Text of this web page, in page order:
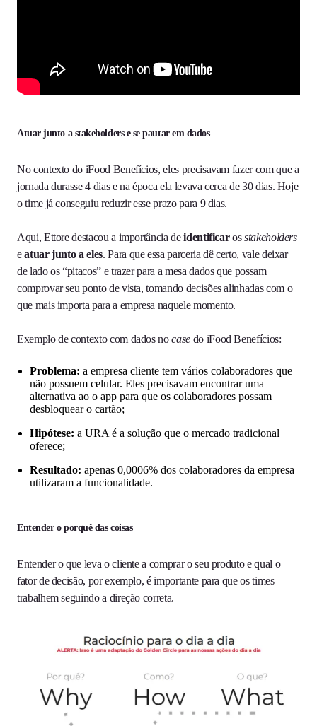
Atuar junto a stakeholders e se pautar em dados
No contexto do iFood Benefícios, eles precisavam fazer com que a
jornada durasse 4 dias e na época ela levava cerca de 30 dias. Hoje
o time já conseguiu reduzir esse prazo para 9 dias.
Aqui, Ettore destacou a importância deidentificarosstakeholders
eatuar junto a eles. Para que essa parceria dê certo, vale deixar
de lado os “pitacos” e trazer para a mesa dados que possam
comprovar seu ponto de vista, tomando decisões alinhadas com o
que mais importa para a empresa naquele momento.
Exemplo de contexto com dados nocase do iFood Benefícios:
Problema: a empresa cliente tem vários colaboradores que
não possuem celular. Eles precisavam encontrar uma
alternativa ao o app para que os colaboradores possam
desbloquear o cartão;
Hipótese: a URA é a solução que o mercado tradicional
oferece;
Resultado: apenas 0,0006% dos colaboradores da empresa
utilizaram a funcionalidade.
Entender o porquê das coisas
Entender o que leva o cliente a comprar o seu produto e qual o
fator de decisão, por exemplo, é importante para que os times
trabalhem seguindo a direção correta.